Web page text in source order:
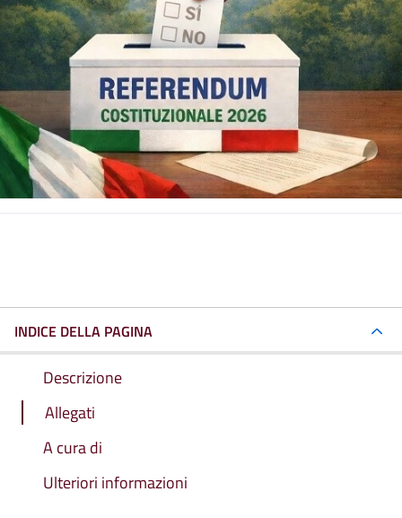
INDICE DELLA PAGINA
Descrizione
Allegati
A cura di
Ulteriori informazioni